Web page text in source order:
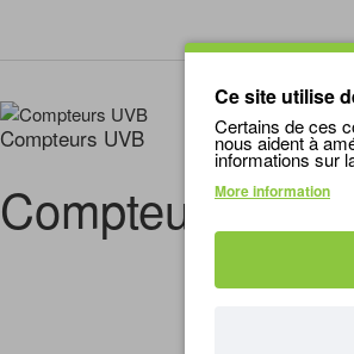
Compteurs UVB
Compteurs UVB
Ce site utilise
Certains de ces
nous aident à
informations sur
More information